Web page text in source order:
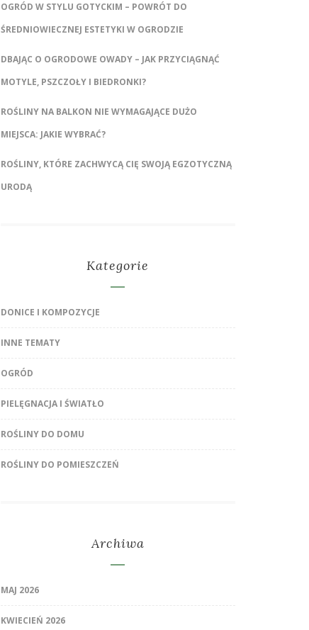
OGRÓD W STYLU GOTYCKIM – POWRÓT DO
ŚREDNIOWIECZNEJ ESTETYKI W OGRODZIE
DBAJĄC O OGRODOWE OWADY – JAK PRZYCIĄGNĄĆ
MOTYLE, PSZCZOŁY I BIEDRONKI?
ROŚLINY NA BALKON NIE WYMAGAJĄCE DUŻO
MIEJSCA: JAKIE WYBRAĆ?
ROŚLINY, KTÓRE ZACHWYCĄ CIĘ SWOJĄ EGZOTYCZNĄ
URODĄ
Kategorie
DONICE I KOMPOZYCJE
INNE TEMATY
OGRÓD
PIELĘGNACJA I ŚWIATŁO
ROŚLINY DO DOMU
ROŚLINY DO POMIESZCZEŃ
Archiwa
MAJ 2026
KWIECIEŃ 2026